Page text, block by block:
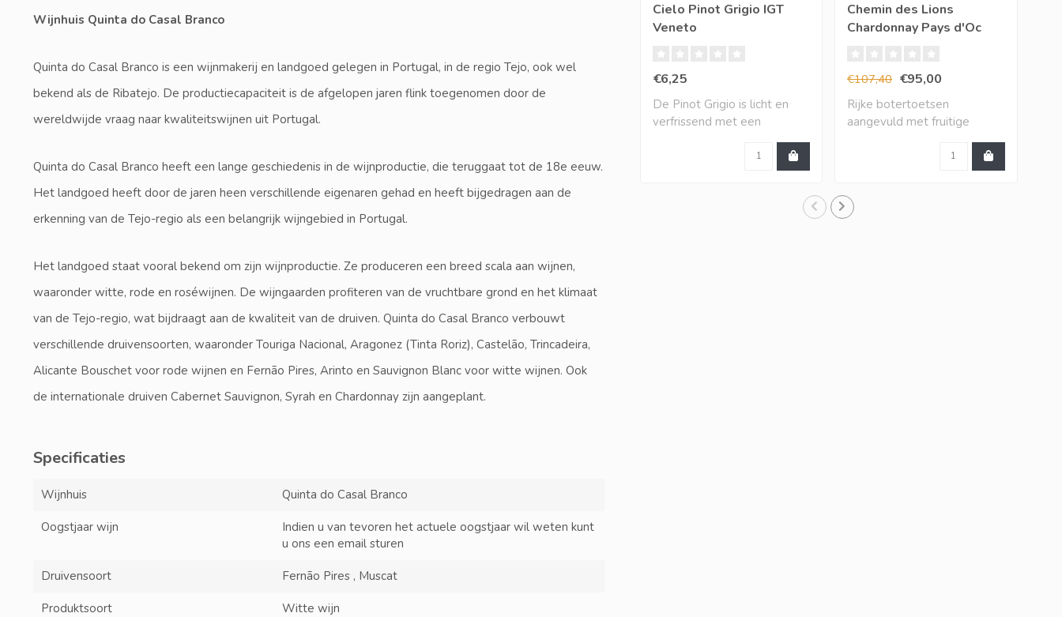
Wijnhuis Quinta do Casal Branco
Quinta do Casal Branco is een wijnmakerij en landgoed gelegen in Portugal, in de regio Tejo, ook wel
bekend als de Ribatejo. De productiecapaciteit is de afgelopen jaren flink toegenomen door de
wereldwijde vraag naar kwaliteitswijnen uit Portugal.
Quinta do Casal Branco heeft een lange geschiedenis in de wijnproductie, die teruggaat tot de 18e eeuw.
Het landgoed heeft door de jaren heen verschillende eigenaren gehad en heeft bijgedragen aan de
erkenning van de Tejo-regio als een belangrijk wijngebied in Portugal.
Het landgoed staat vooral bekend om zijn wijnproductie. Ze produceren een breed scala aan wijnen,
waaronder witte, rode en roséwijnen. De wijngaarden profiteren van de vruchtbare grond en het klimaat
van de Tejo-regio, wat bijdraagt aan de kwaliteit van de druiven. Quinta do Casal Branco verbouwt
verschillende druivensoorten, waaronder Touriga Nacional, Aragonez (Tinta Roriz), Castelão, Trincadeira,
Alicante Bouschet voor rode wijnen en Fernão Pires, Arinto en Sauvignon Blanc voor witte wijnen. Ook
de internationale druiven Cabernet Sauvignon, Syrah en Chardonnay zijn aangeplant.
Specificaties
Wijnhuis Quinta do Casal Branco
Oogstjaar wijn
Indien u van tevoren het actuele oogstjaar wil weten kunt
u ons een email sturen
Druivensoort Fernão Pires , Muscat
Produktsoort Witte wijn
Cielo Pinot Grigio IGT
Veneto
€6,25
De Pinot Grigio is licht en
verfrissend met een
Chemin des Lions
Chardonnay Pays d'Oc
€107,40 €95,00
Rijke botertoetsen
aangevuld met fruitige